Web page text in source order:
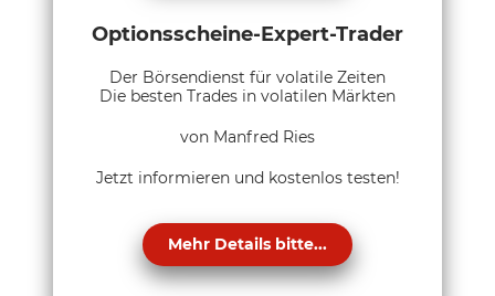
Optionsscheine-Expert-Trader
Der Börsendienst für volatile Zeiten
Die besten Trades in volatilen Märkten
von Manfred Ries
Jetzt informieren und kostenlos testen!
Mehr Details bitte...